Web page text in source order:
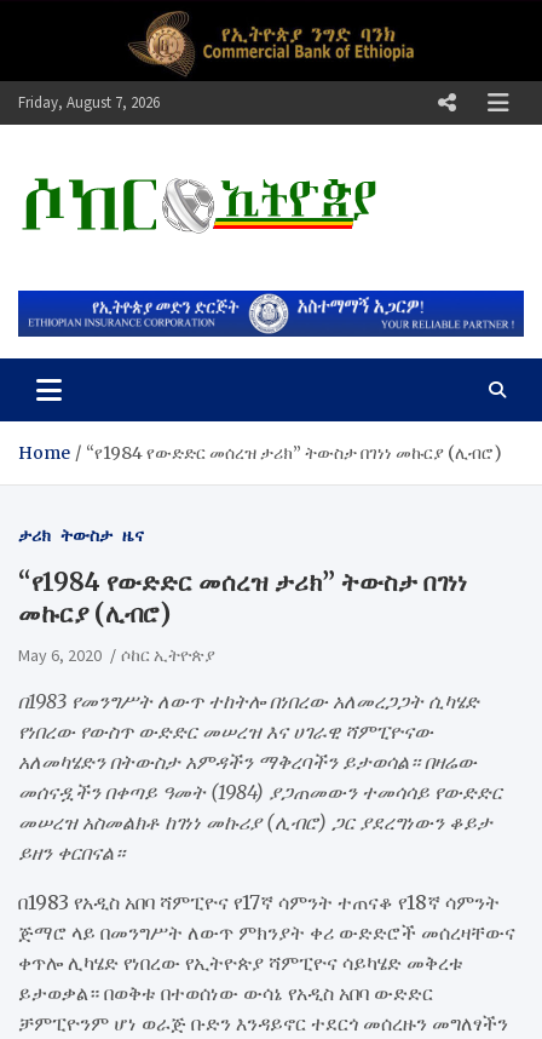
Friday, August 7, 2026
ሶከር ኢትዮጵያ
Home “የ1984 የውድድር መሰረዝ ታሪክ” ትውስታ በገነነ መኩርያ (ሊብሮ)
ታሪክ ትውስታ ዜና
“የ1984 የውድድር መሰረዝ ታሪክ” ትውስታ በገነነ
መኩርያ (ሊብሮ)
May 6, 2020 ሶከር ኢትዮጵያ
በ1983 የመንግሥት ለውጥ ተከትሎ በነበረው አለመረጋጋት ሲካሄድ
የነበረው የውስጥ ውድድር መሠረዝ እና ሀገራዊ ሻምፒዮናው
አለመካሄድን በትውስታ አምዳችን ማቅረባችን ይታወሳል። በዛሬው
መሰናዷችን በቀጣይ ዓመት (1984) ያጋጠመውን ተመሳሳይ የውድድር
መሠረዝ አስመልክቶ ከገነነ መኩሪያ (ሊብሮ) ጋር ያደረግነውን ቆይታ
ይዘን ቀርበናል።
በ1983 የአዲስ አበባ ሻምፒዮና የ17ኛ ሳምንት ተጠናቆ የ18ኛ ሳምንት
ጅማሮ ላይ በመንግሥት ለውጥ ምክንያት ቀሪ ውድድሮች መሰረዛቸውና
ቀጥሎ ሊካሄድ የነበረው የኢትዮጵያ ሻምፒዮና ሳይካሄድ መቅረቱ
ይታወቃል። በወቅቱ በተወሰነው ውሳኔ የአዲስ አበባ ውድድር
ቻምፒዮንም ሆነ ወራጅ ቡድን እንዳይኖር ተደርጎ መሰረዙን መግለፃችን